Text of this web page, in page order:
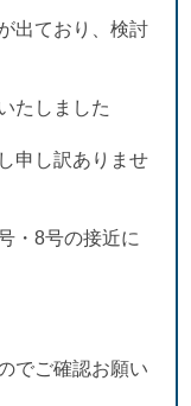
出ており、検討
たしました
申し訳ありませ
・8号の接近に
でご確認お願い